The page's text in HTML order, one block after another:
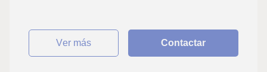
ver más Contactar